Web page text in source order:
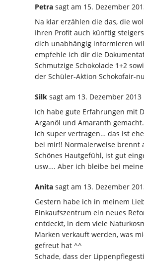
Petra sagt am 15. Dezember
Na klar erzählen die das, die
Ihren Profit auch künftig
dich unabhängig informieren
empfehle ich dir die
Schmutzige Schokolade 1+2
der Schüler-Aktion Schokofair-
Silk sagt am 13. Dezember 2013
Ich habe gute Erfahrungen mit
Arganöl und Amaranth
ich super vertragen… das ist
bei mir!! Normalerweise brennt
Schönes Hautgefühl, ist gut
usw…. Aber ich bleibe bei
Anita sagt am 13. Dezember
Gestern habe ich in meinem
Einkaufszentrum ein neues
entdeckt, in dem viele
Marken verkauft werden, was
gefreut hat ^^
Schade, dass der